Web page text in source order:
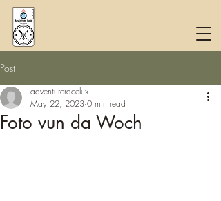
Post
Foto vun da Woch
adventureracelux
May 22, 2023 0 min read